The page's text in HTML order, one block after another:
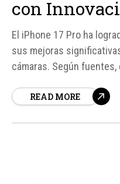
con
El iPhone 17 Pro ha
sus mejoras
cámaras. Según
especialmente ahora
READ MORE